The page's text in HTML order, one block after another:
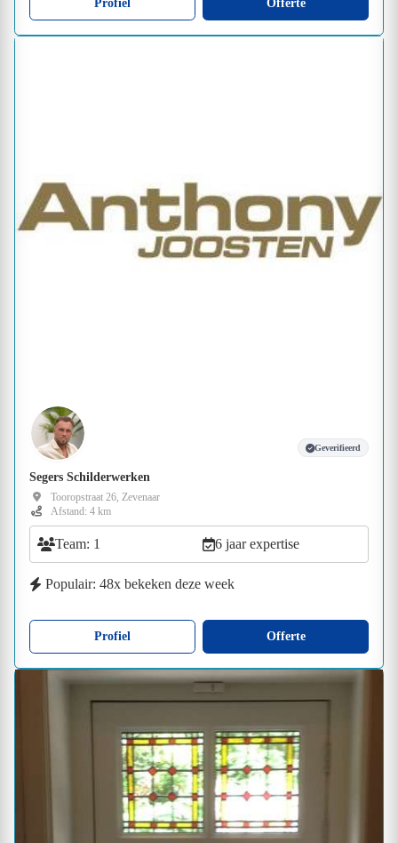
Profiel Offerte
Geverifieerd
Segers Schilderwerken
Tooropstraat 26, Zevenaar
Afstand: 4 km
Team: 1 6 jaar expertise
Populair: 48x bekeken deze week
Profiel Offerte